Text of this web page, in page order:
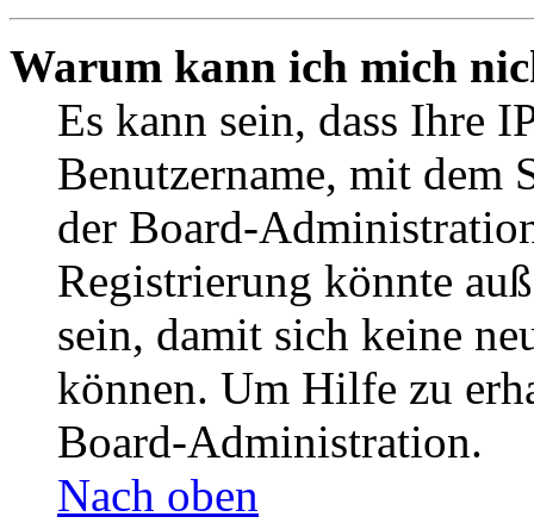
Warum kann ich mich
Es kann sein, dass Ihre
Benutzername, mit dem
der Board-
Registrierung könnte
sein, damit sich keine
können. Um Hilfe zu
Board-Administration.
Nach oben